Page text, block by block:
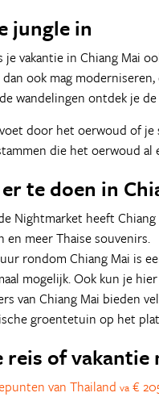
jungle in
je vakantie in Chiang Mai
dan ook mag
wandelingen ontdek je
door het oerwoud of je
die het oerwoud al
te doen in
Nightmarket heeft
en meer Thaise souvenirs.
rondom Chiang Mai is
mogelijk. Ook kun je
van Chiang Mai bieden
groentetuin op het
reis of vakantie
van Thailand va €